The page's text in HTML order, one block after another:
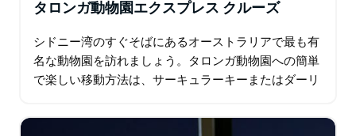
タロンガ動物園エクスプレス クルーズ
シドニー湾のすぐそばにあるオーストラリアで最も有
名な動物園を訪れましょう。タロンガ動物園への簡単
で楽しい移動方法は、サーキュラーキーまたはダーリ
の入場を含むタロンガ動物園エクスプレスです。…